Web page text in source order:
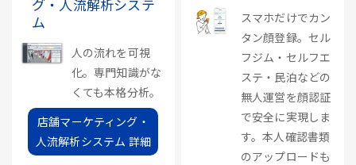
グ・人流解析システ
ム
人の流れを可視
化。専門知識がな
くても本格分析。
店舗マーケティング・
人流解析システム 詳細
スマホだけでカン
タン顔登録。セル
フジム・セルフエ
ステ・民泊などの
無人運営を顔認証
で安全に実現しま
す。本人確認書類
のアップロードも